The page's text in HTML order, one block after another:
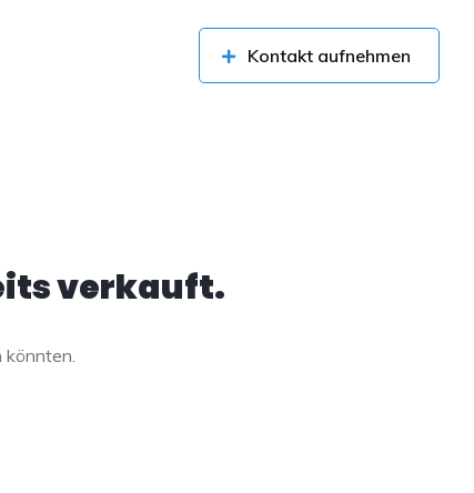
Kontakt aufnehmen
verkauft.
könnten.